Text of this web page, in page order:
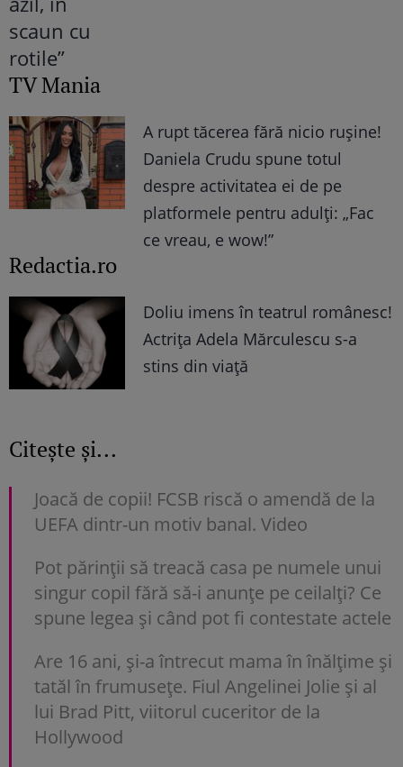
TV Mania
A rupt tăcerea fără nicio rușine!
Daniela Crudu spune totul
despre activitatea ei de pe
platformele pentru adulți: „Fac
ce vreau, e wow!”
Redactia.ro
Doliu imens în teatrul românesc!
Actrița Adela Mărculescu s-a
stins din viață
Citește și...
Joacă de copii! FCSB riscă o amendă de la
UEFA dintr-un motiv banal. Video
Pot părinții să treacă casa pe numele unui
singur copil fără să-i anunțe pe ceilalți? Ce
spune legea și când pot fi contestate actele
Are 16 ani, și-a întrecut mama în înălțime și
tatăl în frumusețe. Fiul Angelinei Jolie și al
lui Brad Pitt, viitorul cuceritor de la
Hollywood